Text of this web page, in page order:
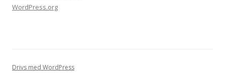
WordPress.org
Drivs med WordPress